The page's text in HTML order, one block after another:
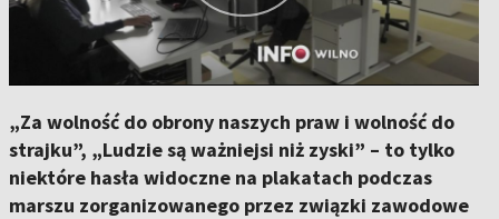
„Za wolność do obrony naszych praw i wolność do
strajku”, „Ludzie są ważniejsi niż zyski” – to tylko
niektóre hasła widoczne na plakatach podczas
marszu zorganizowanego przez związki zawodowe